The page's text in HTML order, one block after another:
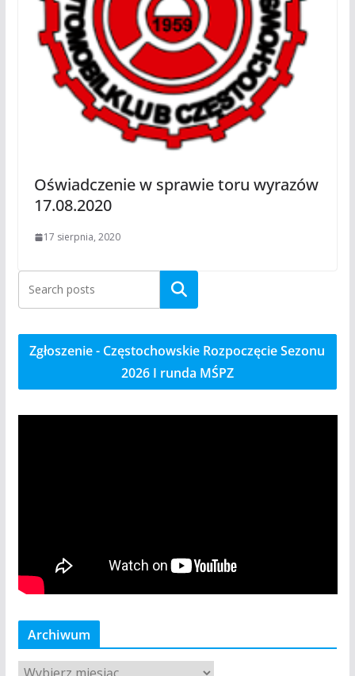
Oświadczenie w sprawie toru wyrazów
17.08.2020
17 sierpnia, 2020
Szukaj
Zgłoszenie - Częstochowskie Rozpoczęcie Sezonu
2026 I runda MŚPZ
Archiwum
A